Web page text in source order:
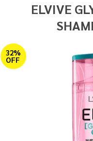
ELVIVE
32%
OFF